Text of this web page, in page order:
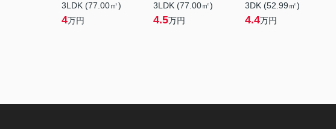
3LDK (77.00㎡)
4万円
3LDK (77.00㎡)
4.5万円
3DK (52.99㎡)
4.4万円